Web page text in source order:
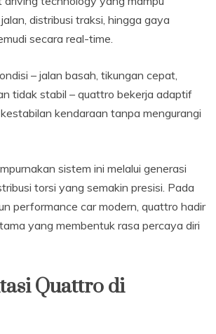
distribusi traksi, hingga gaya
secara real-time.
– jalan basah, tikungan cepat,
tidak stabil – quattro bekerja adaptif
kendaraan tanpa mengurangi
sistem ini melalui generasi
torsi yang semakin presisi. Pada
performance car modern, quattro hadir
yang membentuk rasa percaya diri
Quattro di